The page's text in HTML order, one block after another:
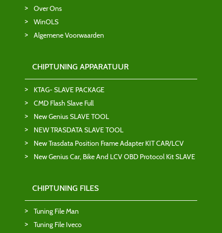
Over Ons
WinOLS
Algemene Voorwaarden
CHIPTUNING APPARATUUR
KTAG- SLAVE PACKAGE
CMD Flash Slave Full
New Genius SLAVE TOOL
NEW TRASDATA SLAVE TOOL
New Trasdata Position Frame Adapter KIT CAR/LCV
New Genius Car, Bike And LCV OBD Protocol Kit SLAVE
CHIPTUNING FILES
Tuning File Man
Tuning File Iveco